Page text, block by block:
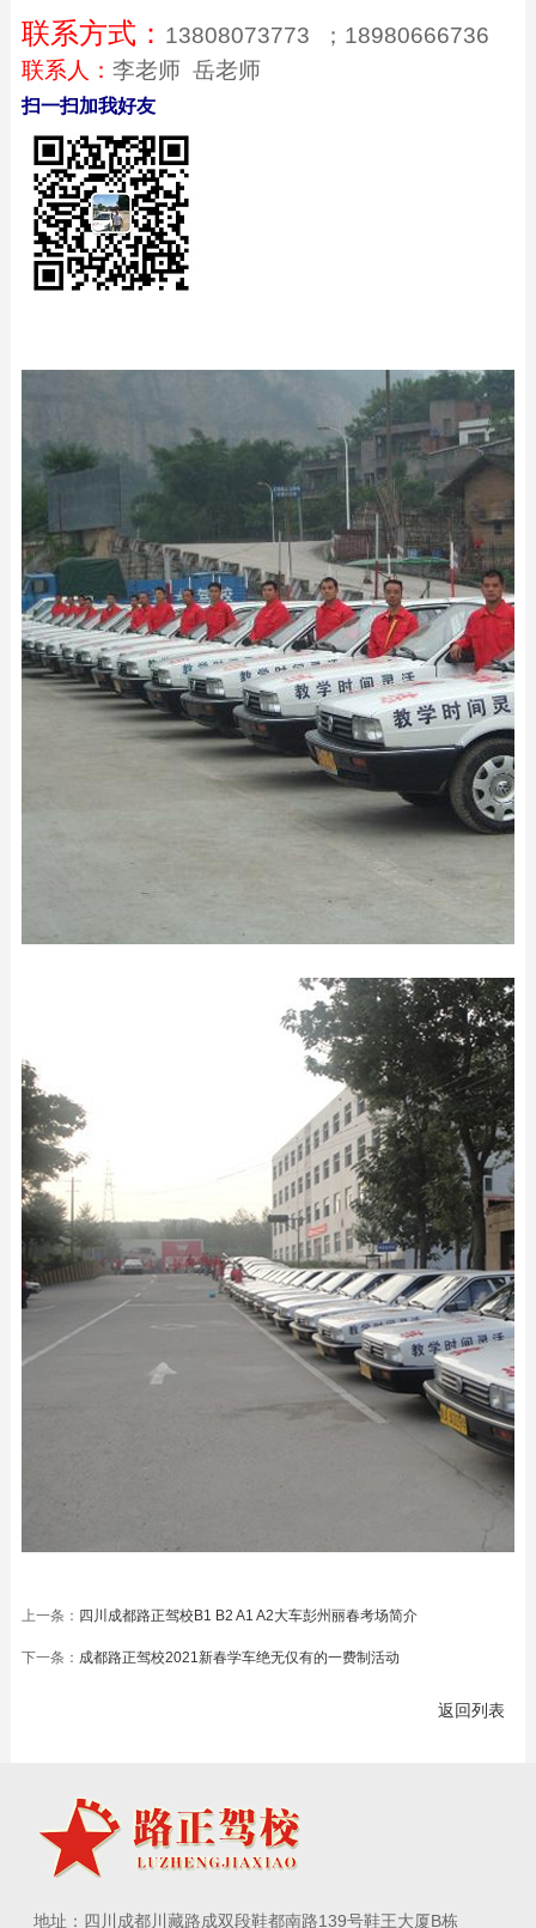
联系方式： 13808073773 ； 18980666736
联系人： 李老师 岳老师
扫一扫加我好友
上一条： 四川成都路正驾校B1 B2 A1 A2大车彭州丽春考场简介
下一条： 成都路正驾校2021新春学车绝无仅有的一费制活动
返回列表
地址：四川成都川藏路成双段鞋都南路139号鞋王大厦B栋